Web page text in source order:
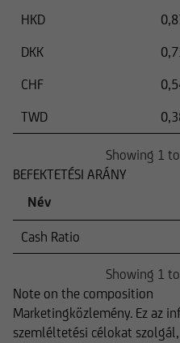
HKD
DKK
CHF
TWD
Showing 1
BEFEKTETÉSI ARÁNY
Név
Cash Ratio
Showing 1
Note on the composition
Marketingközlemény. Ez az
szemléltetési célokat